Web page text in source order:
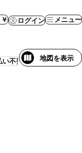
￥ ログイン メニュー
い不要 地図を表示